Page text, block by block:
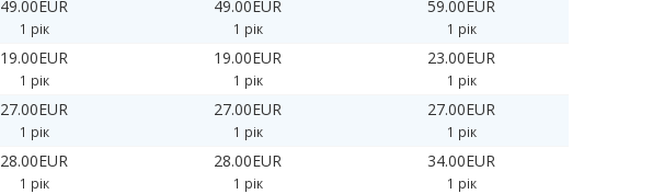
49.00EUR
1 рік
49.00EUR
1 рік
59.00EUR
1 рік
19.00EUR
1 рік
19.00EUR
1 рік
23.00EUR
1 рік
27.00EUR
1 рік
27.00EUR
1 рік
27.00EUR
1 рік
28.00EUR
1 рік
28.00EUR
1 рік
34.00EUR
1 рік